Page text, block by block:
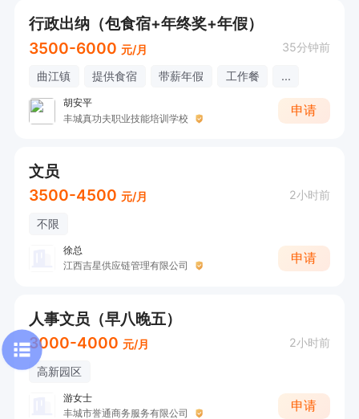
行政出纳（包食宿+年终奖+年假）
3500-6000 元/月 35分钟前
曲江镇 提供食宿 带薪年假 工作餐 ...
胡安平
丰城真功夫职业技能培训学校
申请
文员
3500-4500 元/月 2小时前
不限
徐总
江西吉星供应链管理有限公司
申请
人事文员（早八晚五）
3000-4000 元/月 2小时前
高新园区
游女士
丰城市誉通商务服务有限公司
申请